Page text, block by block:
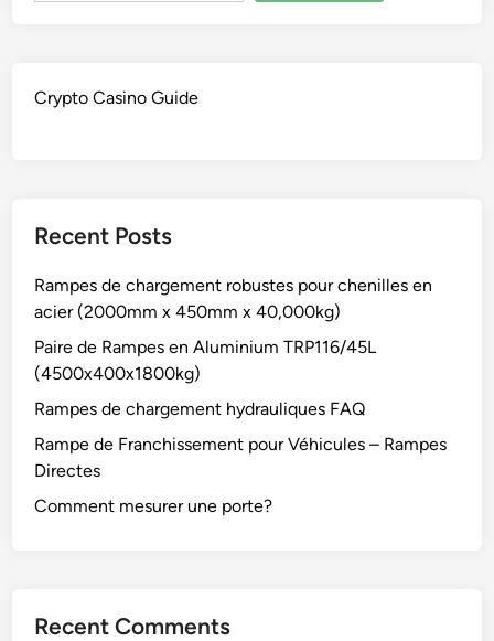
Crypto Casino Guide
Recent Posts
Rampes de chargement robustes pour chenilles en
acier (2000mm x 450mm x 40,000kg)
Paire de Rampes en Aluminium TRP116/45L
(4500x400x1800kg)
Rampes de chargement hydrauliques FAQ
Rampe de Franchissement pour Véhicules – Rampes
Directes
Comment mesurer une porte?
Recent Comments